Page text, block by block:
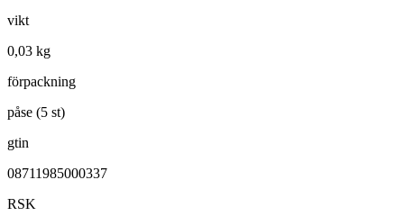
vikt
0,03 kg
förpackning
påse (5 st)
gtin
08711985000337
RSK